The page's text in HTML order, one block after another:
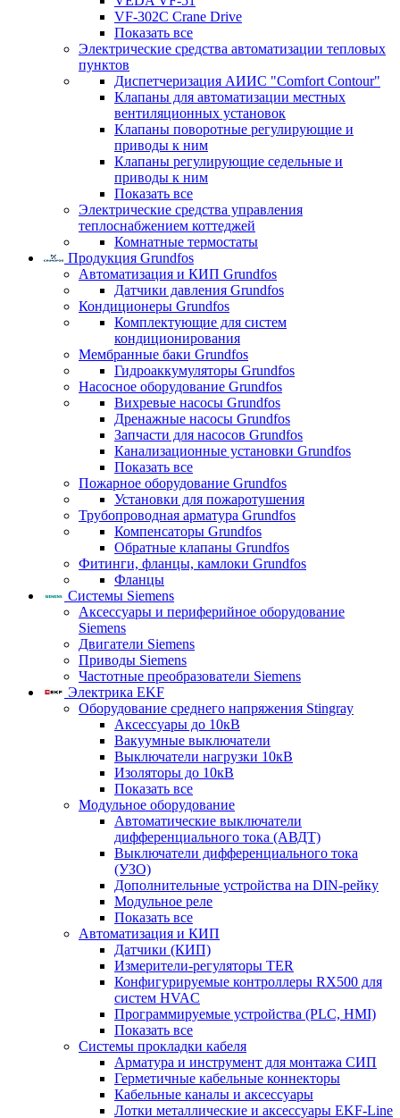
VF-302C Crane Drive
Показать все
Электрические средства автоматизации тепловых
пунктов
Диспетчеризация АИИС "Comfort Contour"
Клапаны для автоматизации местных
вентиляционных установок
Клапаны поворотные регулирующие и
приводы к ним
Клапаны регулирующие седельные и
приводы к ним
Показать все
Электрические средства управления
теплоснабжением коттеджей
Комнатные термостаты
Продукция Grundfos
Автоматизация и КИП Grundfos
Датчики давления Grundfos
Кондиционеры Grundfos
Комплектующие для систем
кондиционирования
Мембранные баки Grundfos
Гидроаккумуляторы Grundfos
Насосное оборудование Grundfos
Вихревые насосы Grundfos
Дренажные насосы Grundfos
Запчасти для насосов Grundfos
Канализационные установки Grundfos
Показать все
Пожарное оборудование Grundfos
Установки для пожаротушения
Трубопроводная арматура Grundfos
Компенсаторы Grundfos
Обратные клапаны Grundfos
Фитинги, фланцы, камлоки Grundfos
Фланцы
Системы Siemens
Аксессуары и периферийное оборудование
Siemens
Двигатели Siemens
Приводы Siemens
Частотные преобразователи Siemens
Электрика EKF
Оборудование среднего напряжения Stingray
Аксессуары до 10кВ
Вакуумные выключатели
Выключатели нагрузки 10кВ
Изоляторы до 10кВ
Показать все
Модульное оборудование
Автоматические выключатели
дифференциального тока (АВДТ)
Выключатели дифференциального тока
(УЗО)
Дополнительные устройства на DIN-рейку
Модульное реле
Показать все
Автоматизация и КИП
Датчики (КИП)
Измерители-регуляторы TER
Конфигурируемые контроллеры RX500 для
систем HVAC
Программируемые устройства (PLC, HMI)
Показать все
Системы прокладки кабеля
Арматура и инструмент для монтажа СИП
Герметичные кабельные коннекторы
Кабельные каналы и аксессуары
Лотки металлические и аксессуары EKF-Line